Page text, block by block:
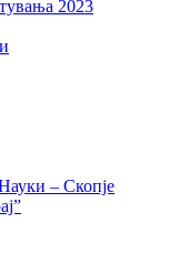
2023
– Скопје